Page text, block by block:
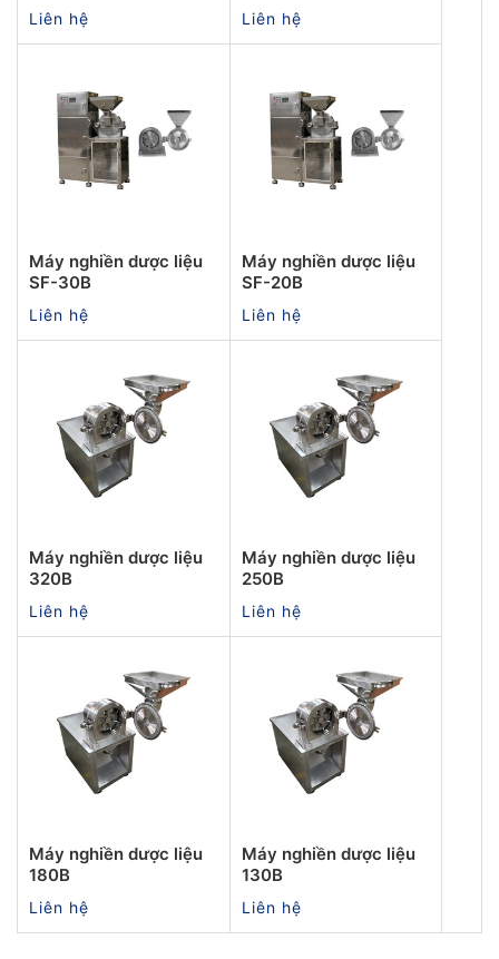
Liên hệ Liên hệ
Máy nghiền dược liệu
SF-30B
Liên hệ
Máy nghiền dược liệu
SF-20B
Liên hệ
Máy nghiền dược liệu
320B
Liên hệ
Máy nghiền dược liệu
250B
Liên hệ
Máy nghiền dược liệu
180B
Liên hệ
Máy nghiền dược liệu
130B
Liên hệ